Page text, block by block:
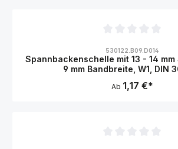
530122.B09.D014
Spannbackenschelle mit 13 - 14 mm
9 mm Bandbreite, W1, DIN
Ab 1,17 €*